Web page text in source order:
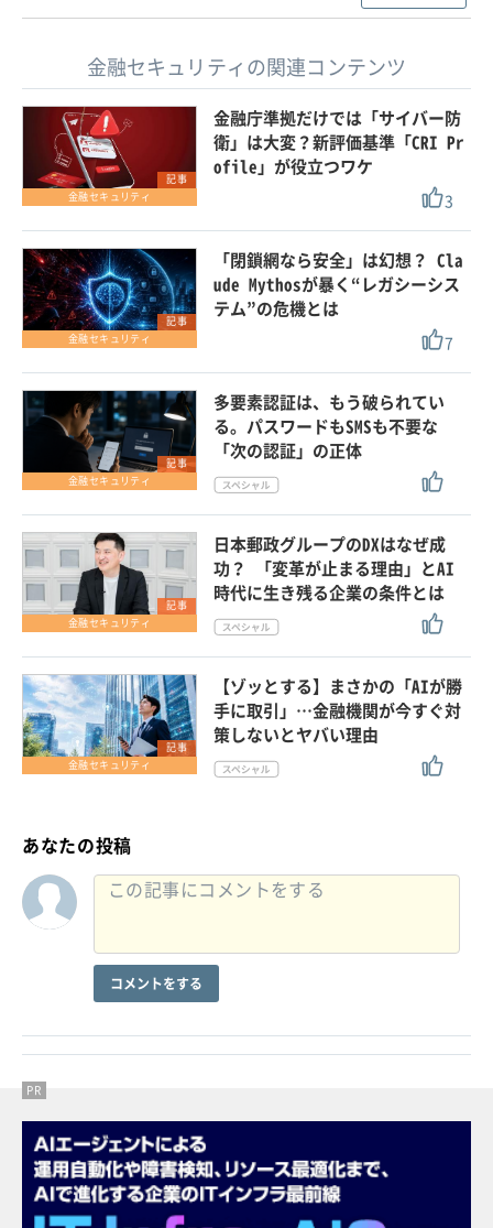
金融セキュリティの関連コンテンツ
記事
金融セキュリティ
金融庁準拠だけでは「サイバー防
衛」は大変？新評価基準「CRI Pr
ofile」が役立つワケ
3
記事
金融セキュリティ
「閉鎖網なら安全」は幻想？ Cla
ude Mythosが暴く“レガシーシス
テム”の危機とは
7
記事
金融セキュリティ
多要素認証は、もう破られてい
る。パスワードもSMSも不要な
「次の認証」の正体
記事
金融セキュリティ
日本郵政グループのDXはなぜ成
功？ 「変革が止まる理由」とAI
時代に生き残る企業の条件とは
記事
金融セキュリティ
【ゾッとする】まさかの「AIが勝
手に取引」…金融機関が今すぐ対
策しないとヤバい理由
あなたの投稿
コメントをする
PR
PR
PR